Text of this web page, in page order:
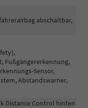
abschaltbar,
Fußgängererkennung,
Sensor,
Abstandswarner,
Distance Control hinten